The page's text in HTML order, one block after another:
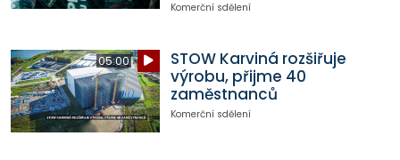
Komerční sdělení
05:00
STOW Karviná rozšiřuje
výrobu, přijme 40
zaměstnanců
Komerční sdělení